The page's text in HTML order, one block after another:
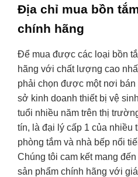
Địa chỉ mua bồn
chính hãng
Để mua được các loại bồn
hãng với chất lượng cao
phải chọn được một nơi
sở kinh doanh thiết bị vệ
tuổi nhiều năm trên thị
tín, là đại lý cấp 1 của nhiều
phòng tắm và nhà bếp nổi
Chúng tôi cam kết mang
sản phẩm chính hãng với